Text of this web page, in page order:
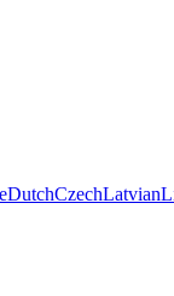
DutchCzechLatvian